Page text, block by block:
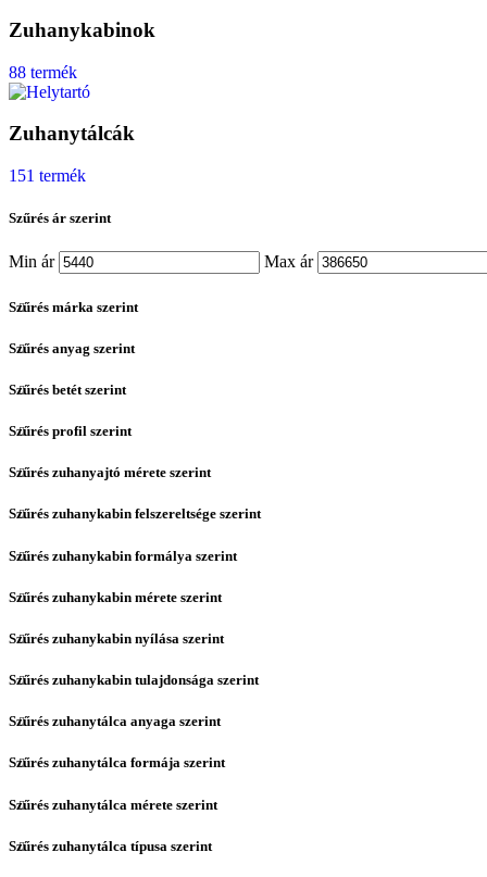
Zuhanykabinok
88 termék
Zuhanytálcák
151 termék
Szűrés ár szerint
Min ár Max ár
Szűrés márka szerint
Szűrés anyag szerint
Szűrés betét szerint
Szűrés profil szerint
Szűrés zuhanyajtó mérete szerint
Szűrés zuhanykabin felszereltsége szerint
Szűrés zuhanykabin formálya szerint
Szűrés zuhanykabin mérete szerint
Szűrés zuhanykabin nyílása szerint
Szűrés zuhanykabin tulajdonsága szerint
Szűrés zuhanytálca anyaga szerint
Szűrés zuhanytálca formája szerint
Szűrés zuhanytálca mérete szerint
Szűrés zuhanytálca típusa szerint